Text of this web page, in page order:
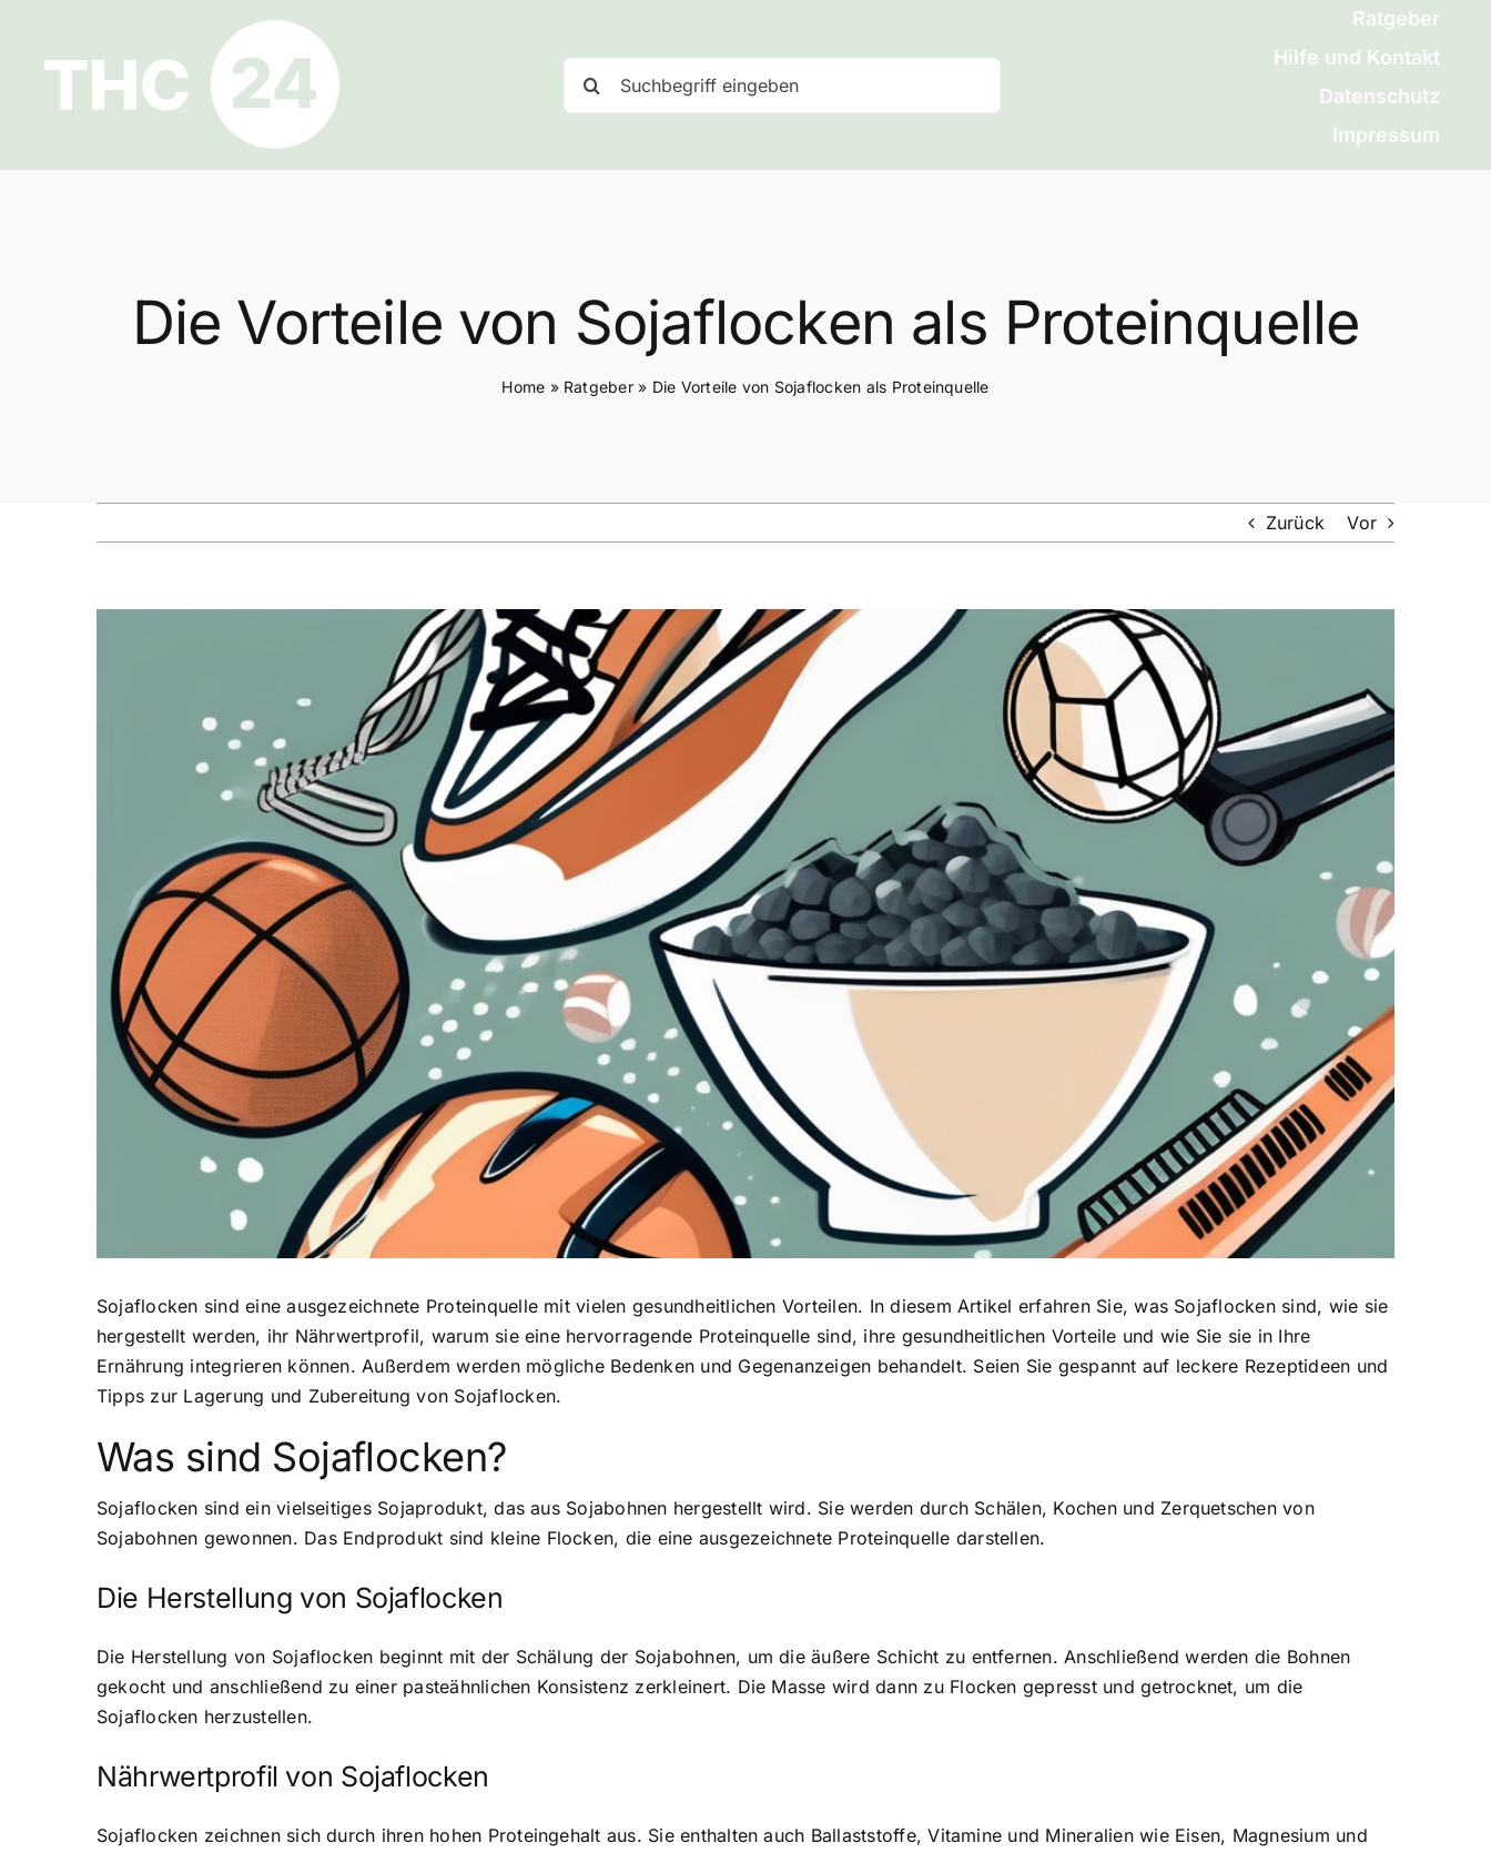
springen
nach:
Ratgeber
Hilfe und Kontakt
Datenschutz
Impressum
Die Vorteile von Sojaflocken als Proteinquelle
Home » Ratgeber» Die Vorteile von Sojaflocken als Proteinquelle
Zurück Vor
Sojaflocken sind eine ausgezeichnete Proteinquelle mit vielen gesundheitlichen Vorteilen. In diesem Artikel erfahren Sie, was Sojaflocken sind, wie sie
hergestellt werden, ihr Nährwertprofil, warum sie eine hervorragende Proteinquelle sind, ihre gesundheitlichen Vorteile und wie Sie sie in Ihre
Ernährung integrieren können. Außerdem werden mögliche Bedenken und Gegenanzeigen behandelt. Seien Sie gespannt auf leckere Rezeptideen und
Tipps zur Lagerung und Zubereitung von Sojaflocken.
Was sind Sojaflocken?
Sojaflocken sind ein vielseitiges Sojaprodukt, das aus Sojabohnen hergestellt wird. Sie werden durch Schälen, Kochen und Zerquetschen von
Sojabohnen gewonnen. Das Endprodukt sind kleine Flocken, die eine ausgezeichnete Proteinquelle darstellen.
Die Herstellung von Sojaflocken
Die Herstellung von Sojaflocken beginnt mit der Schälung der Sojabohnen, um die äußere Schicht zu entfernen. Anschließend werden die Bohnen
gekocht und anschließend zu einer pasteähnlichen Konsistenz zerkleinert. Die Masse wird dann zu Flocken gepresst und getrocknet, um die
Sojaflocken herzustellen.
Nährwertprofil von Sojaflocken
Sojaflocken zeichnen sich durch ihren hohen Proteingehalt aus. Sie enthalten auch Ballaststoffe, Vitamine und Mineralien wie Eisen, Magnesium und